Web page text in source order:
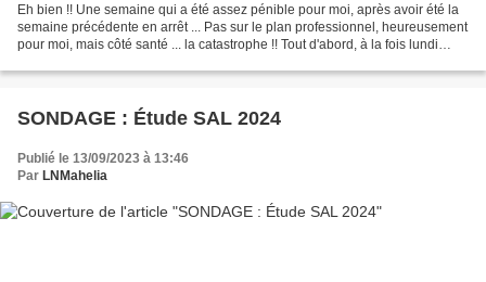
Eh bien !! Une semaine qui a été assez pénible pour moi, après avoir été la
semaine précédente en arrêt ... Pas sur le plan professionnel, heureusement
pour moi, mais côté santé ... la catastrophe !! Tout d'abord, à la fois lundi
SONDAGE : Étude SAL 2024
Publié le 13/09/2023 à 13:46
Par LNMahelia